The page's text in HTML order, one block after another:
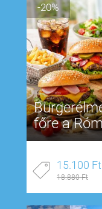
-20%
főre a
15.100 Ft
18.880 Ft